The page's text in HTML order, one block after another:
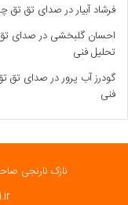
فرشاد آبیاردرصدای تق تق
احسان گلبخشی درصدای
تحلیل فنی
گودرز آب پروردرصدای تق
فنی
نازک نارنجی